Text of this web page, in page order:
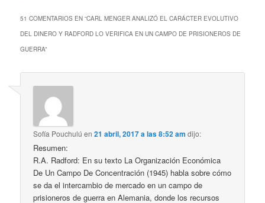
51 COMENTARIOS EN “CARL MENGER ANALIZÓ EL CARÁCTER EVOLUTIVO
DEL DINERO Y RADFORD LO VERIFICA EN UN CAMPO DE PRISIONEROS DE
GUERRA”
Sofía Pouchulú en21 abril, 2017 a las 8:52 am dijo:
Resumen:
R.A. Radford: En su texto La Organización Económica
De Un Campo De Concentración (1945) habla sobre cómo
se da el intercambio de mercado en un campo de
prisioneros de guerra en Alemania, donde los recursos